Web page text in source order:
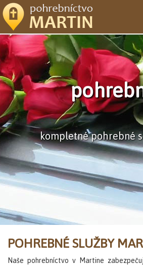
kompletné pohrebné
POHREBNÉ SLUŽBY
Naše pohrebníctvo v Martine